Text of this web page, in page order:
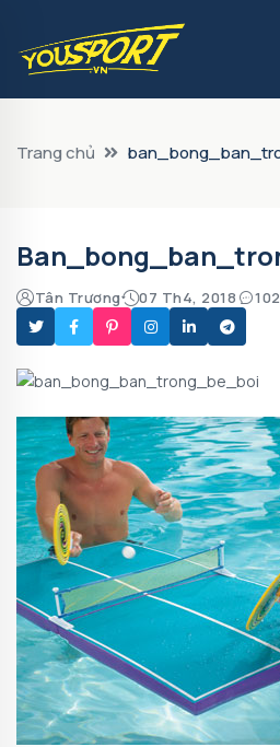
Trang chủ
Tân Trương 07 Th4, 2018